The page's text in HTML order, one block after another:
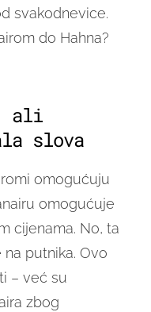
svakodnevice.
do Hahna?
ali
slova
omogućuju
omogućuje
cijenama. No, ta
putnika. Ovo
– već su
zbog